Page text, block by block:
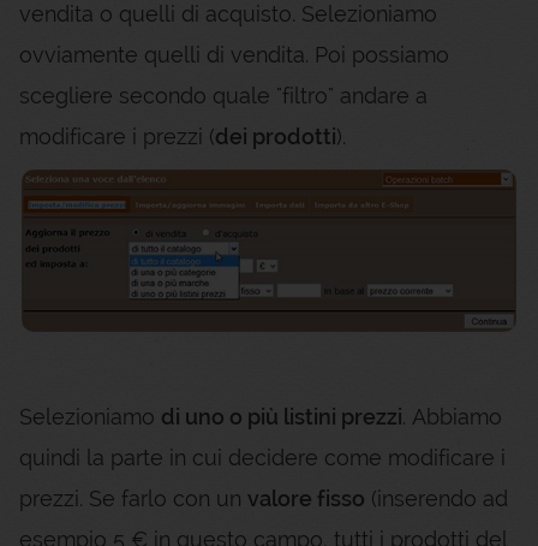
vendita o quelli di acquisto. Selezioniamo
ovviamente quelli di vendita. Poi possiamo
scegliere secondo quale "filtro" andare a
modificare i prezzi (dei prodotti).
Selezioniamo di uno o più listini prezzi. Abbiamo
quindi la parte in cui decidere come modificare i
prezzi. Se farlo con un valore fisso (inserendo ad
esempio 5 € in questo campo, tutti i prodotti del